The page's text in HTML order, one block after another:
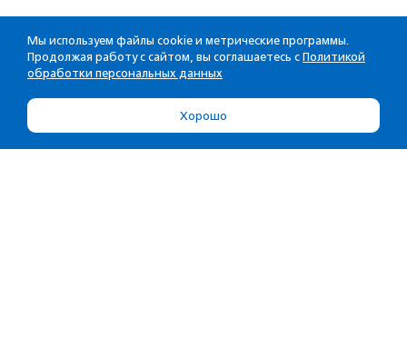
Мы используем файлы cookie и метрические программы.
Продолжая работу с сайтом, вы соглашаетесь с Политикой
обработки персональных данных
Хорошо